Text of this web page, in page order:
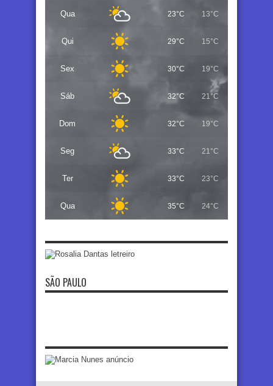
Qua 23°C 13°C
Qui 29°C 15°C
Sex 30°C 19°C
Sáb 32°C 21°C
Dom 32°C 19°C
Seg 33°C 21°C
Ter 33°C 23°C
Qua 35°C 24°C
SÃO PAULO